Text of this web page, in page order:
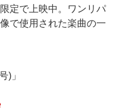
定で上映中。ワンリパ
で使用された楽曲の一
)」